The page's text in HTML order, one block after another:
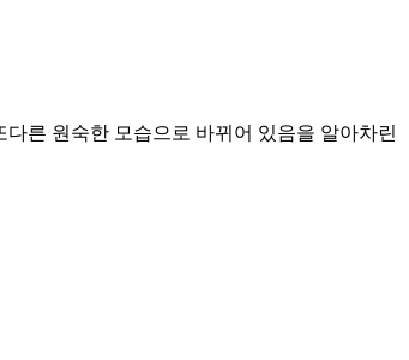
른 원숙한 모습으로 바뀌어 있음을 알아차린